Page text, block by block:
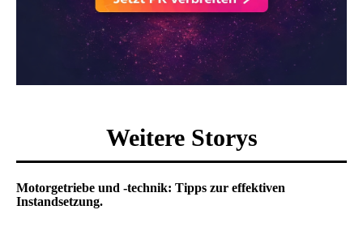
Weitere Storys
Motorgetriebe und -technik: Tipps zur effektiven
Instandsetzung.